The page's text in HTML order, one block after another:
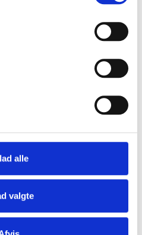
alle
valgte
fra vandmølle og